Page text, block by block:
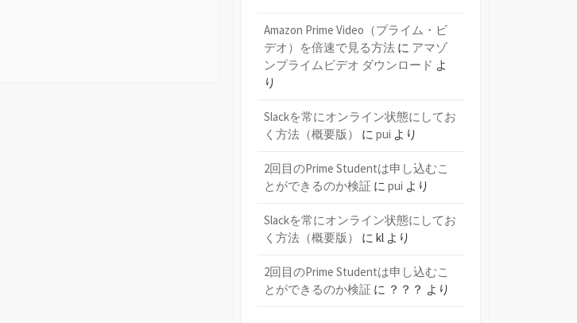
Amazon Prime Video（プライム・ビ
デオ）を倍速で見る方法 に アマゾ
ンプライムビデオ ダウンロード よ
り
Slackを常にオンライン状態にしてお
く方法（概要版）
に pui より
2回目のPrime Studentは申し込むこ
とができるのか検証 に pui より
Slackを常にオンライン状態にしてお
く方法（概要版）
に kl より
2回目のPrime Studentは申し込むこ
とができるのか検証 に ？？？ より